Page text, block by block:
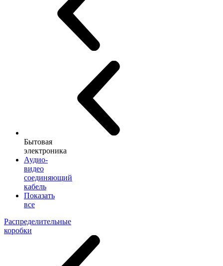
Бытовая
электроника
Аудио-
видео
соединяющий
кабель
Показать
все
Распределительные
коробки